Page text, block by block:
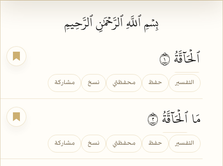
بِسۡمِ ٱللَّهِ ٱلرَّحۡمَٰنِ ٱلرَّحِيمِ
ٱلۡحَآقَّةُ
التفسير حفظ محفظتي نسخ مشاركة
مَاٱلۡحَآقَّةُ
التفسير حفظ محفظتي نسخ مشاركة